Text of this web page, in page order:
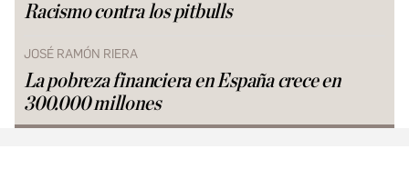
Racismo contra los pitbulls
JOSÉ RAMÓN RIERA
La pobreza financiera en España crece en
300.000 millones